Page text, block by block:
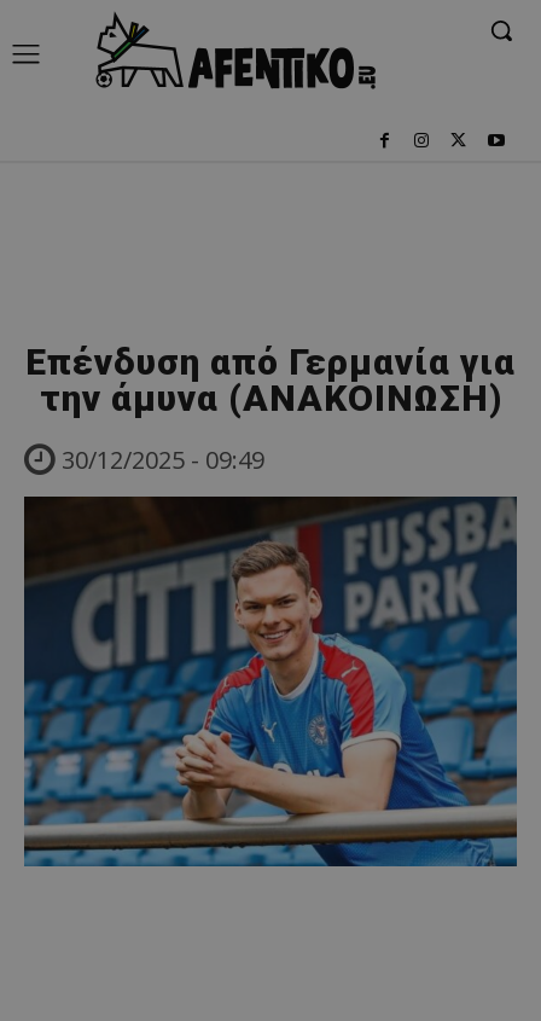
Επένδυση από Γερμανία για
την άμυνα (ΑΝΑΚΟΙΝΩΣΗ)
30/12/2025 - 09:49